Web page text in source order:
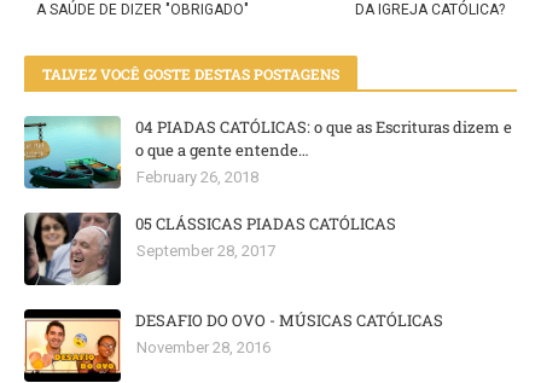
DA IGREJA CATÓLICA?
A SAÚDE DE DIZER "OBRIGADO"
TALVEZ VOCÊ GOSTE DESTAS POSTAGENS
04 PIADAS CATÓLICAS: o que as Escrituras dizem e
o que a gente entende…
February 26, 2018
05 CLÁSSICAS PIADAS CATÓLICAS
September 28, 2017
DESAFIO DO OVO - MÚSICAS CATÓLICAS
November 28, 2016